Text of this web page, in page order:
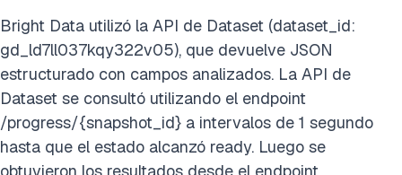
Bright Data utilizó la API de Dataset (dataset_id:
gd_ld7ll037kqy322v05), que devuelve JSON
estructurado con campos analizados. La API de
Dataset se consultó utilizando el endpoint
/progress/{snapshot_id} a intervalos de 1 segundo
hasta que el estado alcanzó ready. Luego se